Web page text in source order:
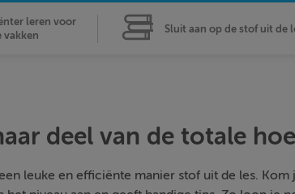
leren voor
vakken
Sluit aan op de stof uit de
deel van de totale
leuke en efficiënte manier stof uit de les. Kom